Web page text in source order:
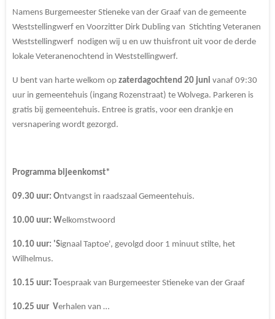
Namens Burgemeester Stieneke van der Graaf van de gemeente
Weststellingwerf en Voorzitter Dirk Dubling van Stichting Veteranen
Weststellingwerf nodigen wij u en uw thuisfront uit voor de derde
lokale Veteranenochtend in Weststellingwerf.
U bent van harte welkom op zaterdagochtend 20 juni vanaf 09:30
uur in gemeentehuis (ingang Rozenstraat) te Wolvega. Parkeren is
gratis bij gemeentehuis. Entree is gratis, voor een drankje en
versnapering wordt gezorgd.
Programma bijeenkomst*
09.30 uur: Ontvangst in raadszaal Gemeentehuis.
10.00 uur: Welkomstwoord
10.10 uur: 'Signaal Taptoe', gevolgd door 1 minuut stilte, het
Wilhelmus.
10.15 uur: Toespraak van Burgemeester Stieneke van der Graaf
10.25 uur Verhalen van …